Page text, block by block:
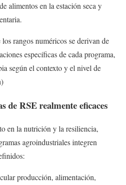
alimentos en la estación seca y
rangos numéricos se derivan de
específicas de cada programa,
según el contexto y el nivel de
de RSE realmente eficaces
en la nutrición y la resiliencia,
agroindustriales integren
producción, alimentación,